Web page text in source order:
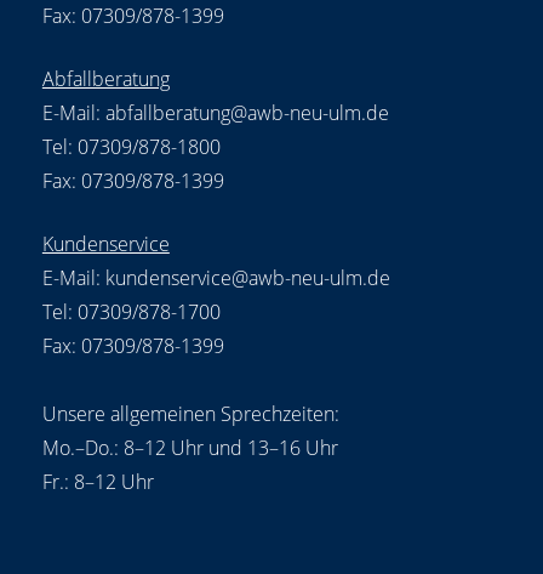
Fax: 07309/878-1399
Abfallberatung
E-Mail: abfallberatung@awb-neu-ulm.de
Tel: 07309/878-1800
Fax: 07309/878-1399
Kundenservice
E-Mail: kundenservice@awb-neu-ulm.de
Tel: 07309/878-1700
Fax: 07309/878-1399
Unsere allgemeinen Sprechzeiten:
Mo.–Do.: 8–12 Uhr und 13–16 Uhr
Fr.: 8–12 Uhr